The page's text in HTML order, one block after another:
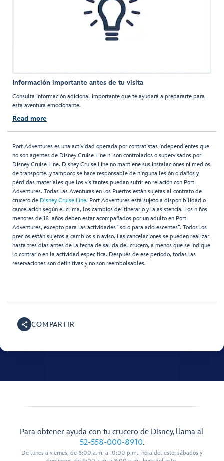
Información importante antes de tu visita
Consulta información adicional importante que te ayudará a prepararte para
esta aventura emocionante.
Read more
Port Adventures es una actividad operada por contratistas independientes que
no son agentes de Disney Cruise Line ni son controlados o supervisados por
Disney Cruise Line. Disney Cruise Line no mantiene sus instalaciones ni medios
de transporte, y tampoco se hace responsable de ninguna lesión o daños y
pérdidas materiales que los visitantes puedan sufrir en relación con Port
Adventures. Todas las Aventuras en los Puertos están sujetas al contrato de
crucero de Disney Cruise Line. Port Adventures está sujeto a disponibilidad o
cancelación según el clima, los cambios de itinerario y la asistencia. Los niños
menores de 18 años deben estar acompañados por un adulto en Port
Adventures, excepto para las actividades “solo para adolescentes”. Todos los
precios están sujetos a cambios sin aviso. Las cancelaciones se pueden realizar
hasta tres días antes de la fecha de salida del crucero, a menos que se indique
lo contrario en la actividad específica. Después de ese período, todas las
reservaciones son definitivas y no son reembolsables.
COMPARTIR
Para obtener ayuda con tu crucero de Disney, llama al
52-558-000-8910.
De lunes a viernes, de 8:00 a.m. a 10:00 p.m., hora del este; sábados y